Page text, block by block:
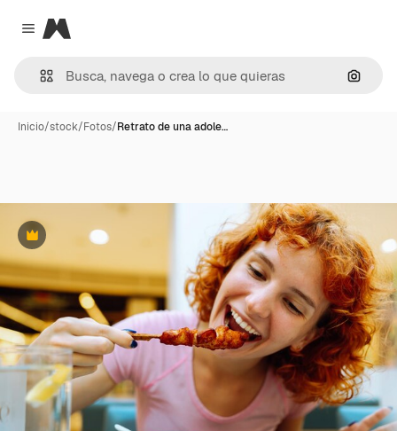
Close menu
Magnific
Inicio/stock/Fotos/Retrato de una adole…
Premium